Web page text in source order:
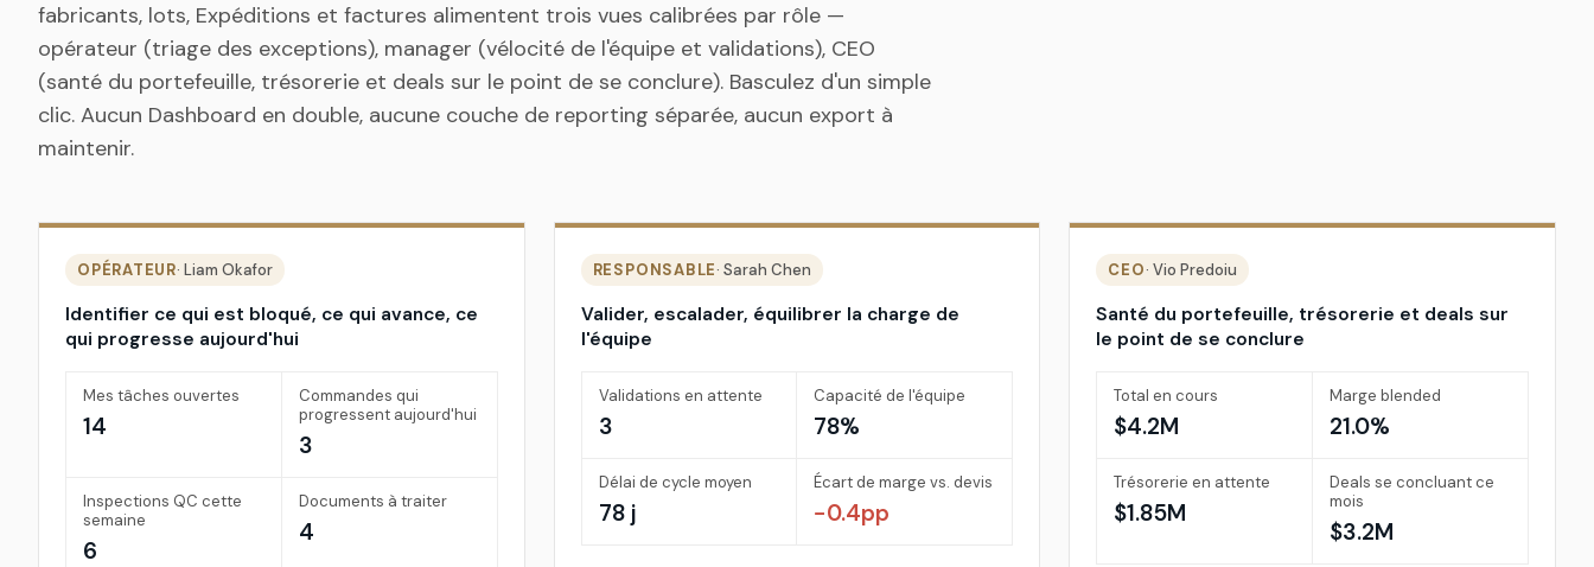
fabricants, lots, Expéditions et factures alimentent trois vues calibrées par rôle —
opérateur (triage des exceptions), manager (vélocité de l'équipe et validations), CEO
(santé du portefeuille, trésorerie et deals sur le point de se conclure). Basculez d'un simple
clic. Aucun Dashboard en double, aucune couche de reporting séparée, aucun export à
maintenir.
OPÉRATEUR· Liam Okafor
Identifier ce qui est bloqué, ce qui avance, ce
qui progresse aujourd'hui
Mes tâches ouvertes
14
Commandes qui
progressent aujourd'hui
3
Inspections QC cette
semaine
6
Documents à traiter
4
RESPONSABLE· Sarah Chen
Valider, escalader, équilibrer la charge de
l'équipe
Validations en attente
3
Capacité de l'équipe
78%
Délai de cycle moyen
78 j
Écart de marge vs. devis
−0.4pp
CEO· Vio Predoiu
Santé du portefeuille, trésorerie et deals sur
le point de se conclure
Total en cours
$4.2M
Marge blended
21.0%
Trésorerie en attente
$1.85M
Deals se concluant ce
mois
$3.2M